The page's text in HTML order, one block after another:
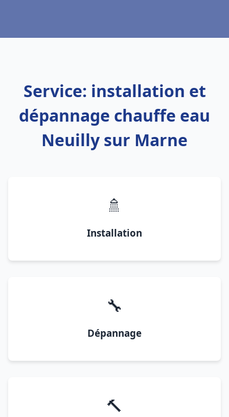
Service: installation et
dépannage chauffe eau
Neuilly sur Marne
🚿
Installation
🔧
Dépannage
🔨